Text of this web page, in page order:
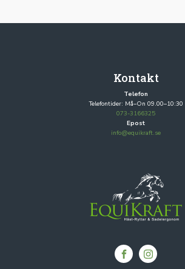
Kontakt
Telefon
Telefontider: Må–On 09.00–10:30
073-3166325
Epost
info@equikraft.se